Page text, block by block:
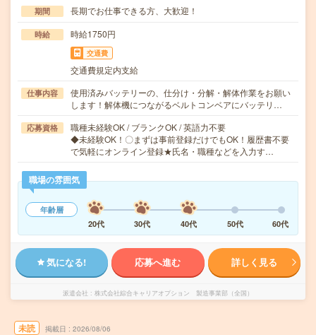
期間 長期でお仕事できる方、大歓迎！
時給 時給1750円
交通費
交通費規定内支給
仕事内容
使用済みバッテリーの、仕分け・分解・解体作業をお願い
します！解体機につながるベルトコンベアにバッテリ…
応募資格
職種未経験OK / ブランクOK / 英語力不要
◆未経験OK！〇まずは事前登録だけでもOK！履歴書不要
で気軽にオンライン登録★氏名・職種などを入力す…
職場の雰囲気
年齢層
20代
30代 40代 50代 60代
気になる! 応募へ進む 詳しく見る
派遣会社 株式会社綜合キャリアオプション 製造事業部（全国）
未読 掲載日 2026/08/06